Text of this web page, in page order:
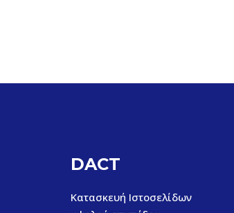
DACT
Κατασκευή Ιστοσελίδων